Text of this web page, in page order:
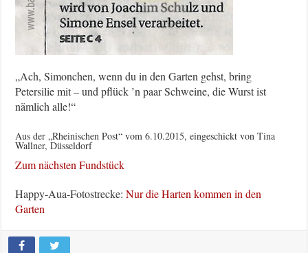
„Ach, Simonchen, wenn du in den Garten gehst, bring
Petersilie mit – und pflück ’n paar Schweine, die Wurst ist
nämlich alle!“
Aus der „Rheinischen Post“ vom 6.10.2015, eingeschickt von Tina
Wallner, Düsseldorf
Zum nächsten Fundstück
Happy-Aua-Fotostrecke:Nur die Harten kommen in den
Garten